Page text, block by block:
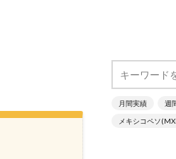
月間実績 週
メキシコペソ